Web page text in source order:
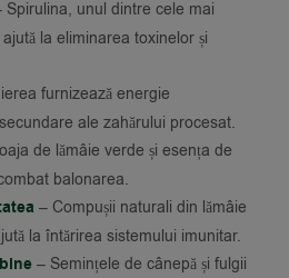
unul dintre cele mai
la eliminarea toxinelor și
furnizează energie
ale zahărului procesat.
de lămâie verde și esența de
balonarea.
– Compușii naturali din lămâie
la întărirea sistemului imunitar.
– Semințele de cânepă și fulgii